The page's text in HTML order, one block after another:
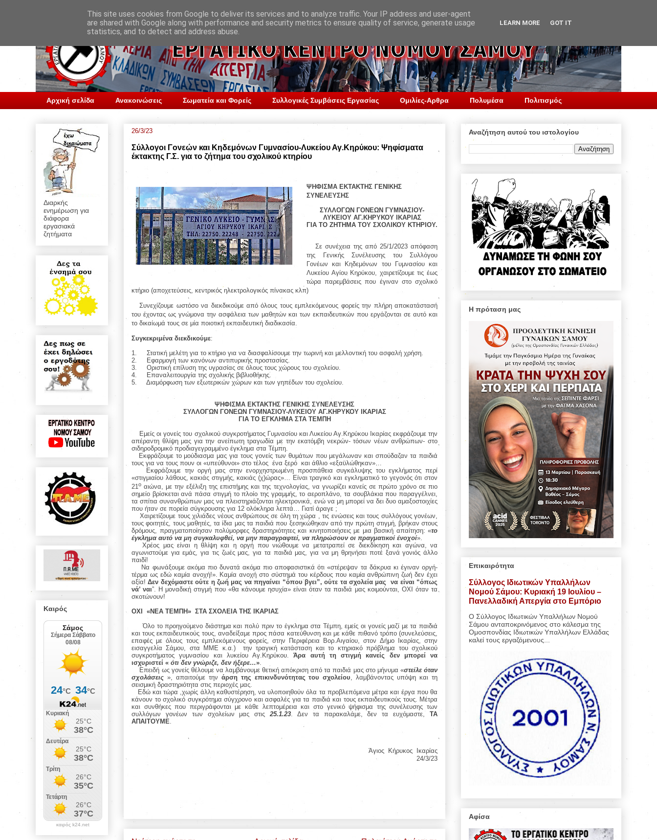
Αρχική σελίδα Ανακοινώσεις Σωματεία και Φορείς Συλλογικές Συμβάσεις Εργασίας Ομιλίες-Αρθρα Πολυμέσα Πολιτισμός
26/3/23
Σύλλογοι Γονεών και Κηδεμόνων Γυμνασίου-Λυκείου Αγ.Κηρύκου: Ψηφίσματα
έκτακτης Γ.Σ. για το ζήτημα του σχολικού κτηρίου
ΨΗΦΙΣΜΑ ΕΚΤΑΚΤΗΣ ΓΕΝΙΚΗΣ
ΣΥΝΕΛΕΥΣΗΣ
ΣΥΛΛΟΓΩΝ ΓΟΝΕΩΝ ΓΥΜΝΑΣΙΟΥ-
ΛΥΚΕΙΟΥ ΑΓ.ΚΗΡΥΚΟΥ ΙΚΑΡΙΑΣ
ΓΙΑ ΤΟ ΖΗΤΗΜΑ ΤΟΥ ΣΧΟΛΙΚΟΥ ΚΤΗΡΙΟΥ.
Σε συνέχεια της από 25/1/2023 απόφαση
της Γενικής Συνέλευσης του Συλλόγου
Γονέων και Κηδεμόνων του Γυμνασίου και
Λυκείου Αγίου Κηρύκου, χαιρετίζουμε τις έως
τώρα παρεμβάσεις που έγιναν στο σχολικό
κτήριο (αποχετεύσεις, κεντρικός ηλεκτρολογικός πίνακας κλπ)
Συνεχίζουμε ωστόσο να διεκδικούμε από όλους τους εμπλεκόμενους φορείς την πλήρη αποκατάστασή
του έχοντας ως γνώμονα την ασφάλεια των μαθητών και των εκπαιδευτικών που εργάζονται σε αυτό και
το δικαίωμά τους σε μία ποιοτική εκπαιδευτική διαδικασία.
Συγκεκριμένα διεκδικούμε:
1.
Στατική μελέτη για το κτήριο για να διασφαλίσουμε την τωρινή και μελλοντική του ασφαλή χρήση.
2.
Εφαρμογή των κανόνων αντιπυρικής προστασίας.
3.
Οριστική επίλυση της υγρασίας σε όλους τους χώρους του σχολείου.
4.
Επαναλειτουργία της σχολικής βιβλιοθήκης.
5.
Διαμόρφωση των εξωτερικών χώρων και των γηπέδων του σχολείου.
ΨΗΦΙΣΜΑ ΕΚΤΑΚΤΗΣ ΓΕΝΙΚΗΣ ΣΥΝΕΛΕΥΣΗΣ
ΣΥΛΛΟΓΩΝ ΓΟΝΕΩΝ ΓΥΜΝΑΣΙΟΥ-ΛΥΚΕΙΟΥ ΑΓ.ΚΗΡΥΚΟΥ ΙΚΑΡΙΑΣ
ΓΙΑ ΤΟ ΕΓΚΛΗΜΑ ΣΤΑ ΤΕΜΠΗ
Εμείς οι γονείς του σχολικού συγκροτήματος Γυμνασίου και Λυκείου Αγ.Κηρύκου Ικαρίας εκφράζουμε την
απέραντη θλίψη μας για την ανείπωτη τραγωδία με την εκατόμβη νεκρών- τόσων νέων ανθρώπων- στο
σιδηροδρομικό προδιαγεγραμμένο έγκλημα στα Τέμπη.
Εκφράζουμε το μούδιασμα μας για τους γονείς των θυμάτων που μεγάλωναν και σπούδαζαν τα παιδιά
τους για να τους πουν οι «υπεύθυνοι» στο τέλος ένα ξερό και άθλιο «εξαϋλώθηκαν»…
Εκφράζουμε την οργή μας στην ενορχηστρωμένη προσπάθεια συγκάλυψης του εγκλήματος περί
«στιγμιαίου λάθους, κακιάς στιγμής, κακιάς (χ)ώρας»… Είναι τραγικό και εγκληματικό το γεγονός ότι στον
21ο αιώνα, με την εξέλιξη της επιστήμης και της τεχνολογίας, να γνωρίζει κανείς σε πρώτο χρόνο σε πιο
σημείο βρίσκεται ανά πάσα στιγμή το πλοίο της γραμμής, το αεροπλάνο, τα σουβλάκια που παραγγέλνει,
τα σπίτια συνανθρώπων μας να πλειστηριάζονται ηλεκτρονικά, ενώ να μη μπορεί να δει δυο αμαξοστοιχίες
που ήταν σε πορεία σύγκρουσης για 12 ολόκληρα λεπτά… Γιατί άραγε ;
Χαιρετίζουμε τους χιλιάδες νέους ανθρώπους σε όλη τη χώρα , τις ενώσεις και τους συλλόγους γονέων,
τους φοιτητές, τους μαθητές, τα ίδια μας τα παιδιά που ξεσηκώθηκαν από την πρώτη στιγμή, βρήκαν στους
δρόμους, πραγματοποίησαν πολύμορφες δραστηριότητες και κινητοποιήσεις με μια βασική απαίτηση: «το
έγκλημα αυτό να μη συγκαλυφθεί, να μην παραγραφτεί, να πληρώσουν οι πραγματικοί ένοχοί».
Χρέος μας είναι η θλίψη και η οργή που νιώθουμε να μετατραπεί σε διεκδίκηση και αγώνα, να
αγωνιστούμε για εμάς, για τις ζωές μας, για τα παιδιά μας, για να μη θρηνήσει ποτέ ξανά γονιός άλλο
παιδί!
Να φωνάξουμε ακόμα πιο δυνατά ακόμα πιο αποφασιστικά ότι «στέρεψαν τα δάκρυα κι έγιναν οργή-
τέρμα ως εδώ καμία ανοχή!». Καμία ανοχή στο σύστημά του κέρδους που καμία ανθρώπινη ζωή δεν έχει
αξία!Δεν δεχόμαστε ούτε η ζωή μας να πηγαίνει “όπου βγει”, ούτε τα σχολεία μας να είναι “όπως
νά’ ναι”. Η μοναδική στιγμή που «θα κάνουμε ησυχία» είναι όταν τα παιδιά μας κοιμούνται, ΟΧΙ όταν τα
σκοτώνουν!
ΟΧΙ
«ΝΕΑ ΤΕΜΠΗ» ΣΤΑ ΣΧΟΛΕΙΑ ΤΗΣ ΙΚΑΡΙΑΣ
Όλο το προηγούμενο διάστημα και πολύ πριν το έγκλημα στα Τέμπη, εμείς οι γονείς μαζί με τα παιδιά
και τους εκπαιδευτικούς τους, αναδείξαμε προς πάσα κατεύθυνση και με κάθε πιθανό τρόπο (συνελεύσεις,
επαφές με όλους τους εμπλεκόμενους φορείς, στην Περιφέρεια Βορ.Αιγαίου, στον Δήμο Ικαρίας, στην
εισαγγελία Σάμου, στα ΜΜΕ κ.α.)
την τραγική κατάσταση και το κτηριακό πρόβλημα του σχολικού
συγκροτήματος γυμνασίου και λυκείου Αγ.Κηρύκου.Άρα αυτή τη στιγμή κανείς δεν μπορεί να
ισχυριστεί « ότι δεν γνώριζε, δεν ήξερε…».
Επειδή ως γονείς θέλουμε να λαμβάνουμε θετική απόκριση από τα παιδιά μας στο μήνυμα «στείλε όταν
σχολάσεις », απαιτούμε την άρση της επικινδυνότητας του σχολείου, λαμβάνοντας υπόψη και τη
σεισμική δραστηριότητα στις περιοχές μας.
Εδώ και τώρα ,χωρίς άλλη καθυστέρηση, να υλοποιηθούν όλα τα προβλεπόμενα μέτρα και έργα που θα
κάνουν το σχολικό συγκρότημα σύγχρονο και ασφαλές για τα παιδιά και τους εκπαιδευτικούς τους. Μέτρα
και συνθήκες που περιγράφονται με κάθε λεπτομέρεια και στο γενικό ψήφισμα της συνέλευσης των
συλλόγων γονέων των σχολείων μας στις25.1.23. Δεν τα παρακαλάμε, δεν τα ευχόμαστε,ΤΑ
ΑΠΑΙΤΟΥΜΕ.
Άγιος Κήρυκος
Ικαρίας
24/3/23
Διαρκής
ενημέρωση για
διάφορα
εργασιακά
ζητήματα
Καιρός
καιρός k24.net
Αναζήτηση αυτού του ιστολογίου
Η πρόταση μας
Επικαιρότητα
Σύλλογος Ιδιωτικών Υπαλλήλων
Νομού Σάμου: Κυριακή 19 Ιουλίου –
Πανελλαδική Απεργία στο Εμπόριο
Ο Σύλλογος Ιδιωτικών Υπαλλήλων Νομού
Σάμου ανταποκρινόμενος στο κάλεσμα της
Ομοσπονδίας Ιδιωτικών Υπαλλήλων Ελλάδας
καλεί τους εργαζόμενους...
Αφίσα
This site uses cookies from Google to deliver its services and to analyze traffic. Your IP address and user-agent
are shared with Google along with performance and security metrics to ensure quality of service, generate usage
statistics, and to detect and address abuse.
LEARN MORE GOT IT